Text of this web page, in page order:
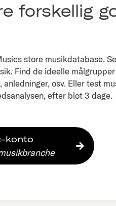
forskellig
store musikdatabase.
Find de ideelle
anledninger, osv. Eller test
efter blot 3 dage.​
konto